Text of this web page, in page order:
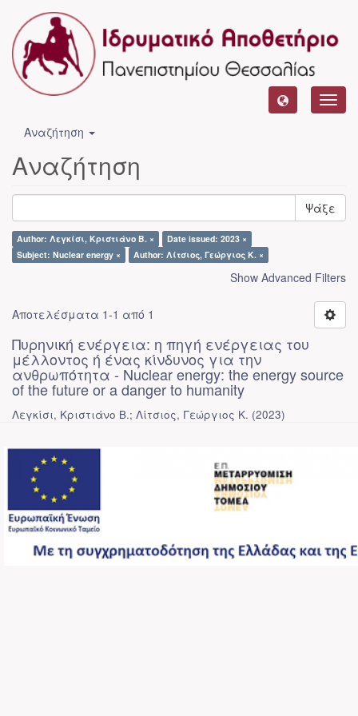
Αναζήτηση
Αναζήτηση
Ψάξε
Author: Λεγκίσι, Κριστιάνο Β. ×
Date issued: 2023 ×
Subject: Nuclear energy ×
Author: Λίτσιος, Γεώργιος Κ. ×
Show Advanced Filters
Αποτελέσματα 1-1 από 1
Πυρηνική ενέργεια: η πηγή ενέργειας του
μέλλοντος ή ένας κίνδυνος για την
ανθρωπότητα - Nuclear energy: the energy source
of the future or a danger to humanity
Λεγκίσι, Κριστιάνο Β.; Λίτσιος, Γεώργιος Κ. (2023)